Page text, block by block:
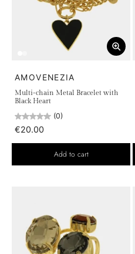
AMOVENEZIA
Multi-chain Metal Bracelet with
Black Heart
(0)
€20.00
Add to cart